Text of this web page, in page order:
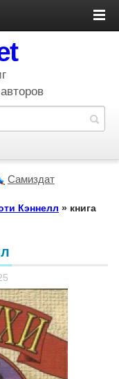
Самиздат
Кэннелл » книга